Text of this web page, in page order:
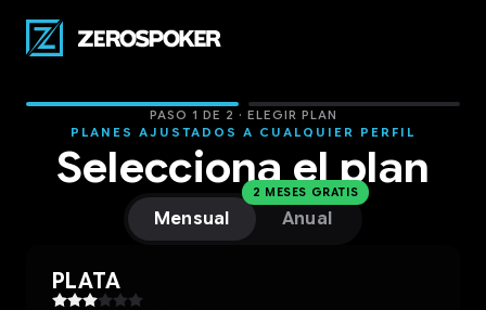
PASO 1 DE 2 · ELEGIR PLAN
PLANES AJUSTADOS A CUALQUIER PERFIL
Selecciona el plan
Mensual Anual
2 MESES GRATIS
PLATA